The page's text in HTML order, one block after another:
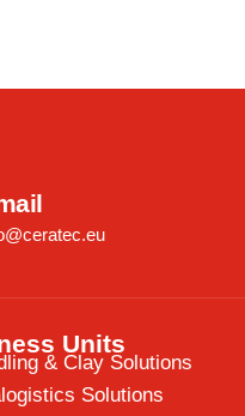
Units
& Clay Solutions
Solutions